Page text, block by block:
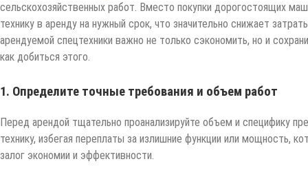
сельскохозяйственных работ. Вместо покупки дорогостоящих
технику в аренду на нужный срок, что значительно снижает
арендуемой спецтехники важно не только сэкономить, но и
как добиться этого.
1. Определите точные требования и объем работ
Перед арендой тщательно проанализируйте объем и специфику
технику, избегая переплаты за излишние функции или мощность,
залог экономии и эффективности.